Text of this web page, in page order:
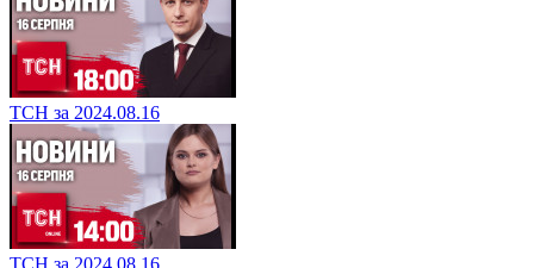
ТСН за 2024.08.16
ТСН за 2024.08.16